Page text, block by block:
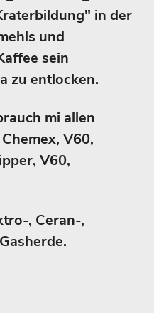
in der
und
sein
zu entlocken.
mi allen
V60,
V60,
, Ceran-,